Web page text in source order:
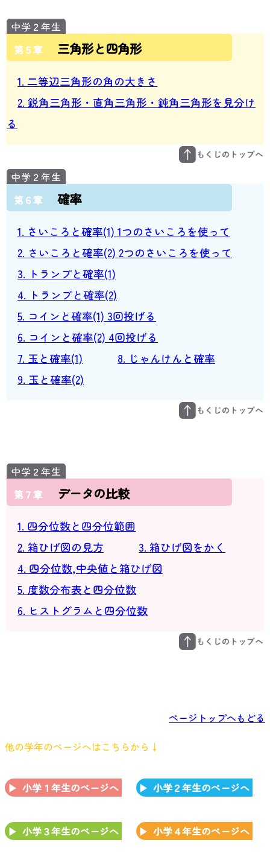
第５章 三角形と四角形
1. 二等辺三角形の角の大きさ
2. 鋭角三角形・直角三角形・鈍角三角形を見分け
る
第６章 確率
1. さいころと確率(1) 1つのさいころを使って
2. さいころと確率(2) 2つのさいころを使って
3. トランプと確率(1)
4. トランプと確率(2)
5. コインと確率(1) 3回投げる
6. コインと確率(2) 4回投げる
7. 玉と確率(1)
8. じゃんけんと確率
9. 玉と確率(2)
第７章 データの比較
1. 四分位数と四分位範囲
2. 箱ひげ図の見方
3. 箱ひげ図をかく
4. 四分位数,中央値と箱ひげ図
5. 度数分布表と四分位数
6. ヒストグラムと四分位数
ページトップへもどる
他の学年のページへはこちらから↓
小学１年生のページへ 小学２年生のページへ
小学３年生のページへ 小学４年生のページへ